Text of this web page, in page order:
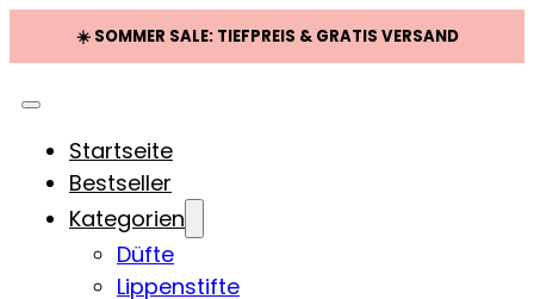
☀️ SOMMER SALE: TIEFPREIS & GRATIS VERSAND
Startseite
Bestseller
Kategorien
Düfte
Lippenstifte